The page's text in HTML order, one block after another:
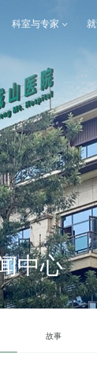
科室与专家
中心
故事